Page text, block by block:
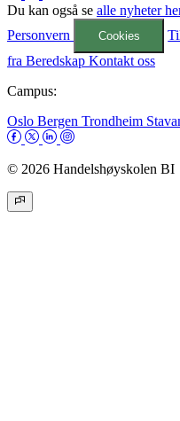
Du kan også se alle nyheter
Personvern
Cookies
fra Beredskap Kontakt oss
Campus:
Oslo Bergen Trondheim
© 2026 Handelshøyskolen BI